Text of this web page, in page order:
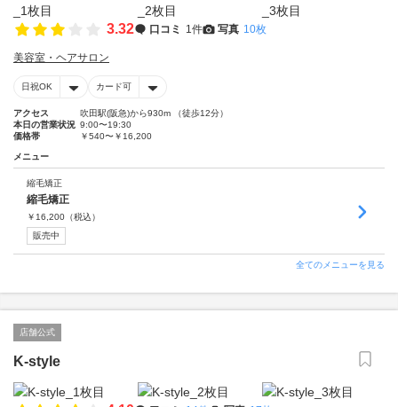
3.32 口コミ 1件 写真 10枚
美容室・ヘアサロン
日祝OK カード可
アクセス
吹田駅(阪急)から930m （徒歩12分）
本日の営業状況 9:00〜19:30
価格帯
￥540〜￥16,200
メニュー
縮毛矯正
縮毛矯正
￥ 16,200 （税込）
販売中
全てのメニューを見る
店舗公式
K-style